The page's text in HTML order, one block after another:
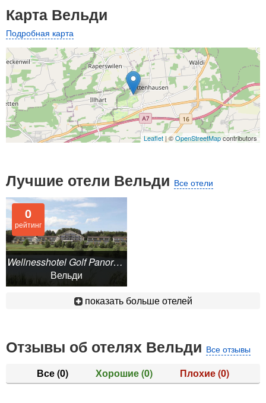
Карта Вельди
Подробная карта
Leaflet | ©OpenStreetMapcontributors
Лучшие отели Вельди Все отели
0
рейтинг
Wellnesshotel Golf Panorama 4*
Вельди
показать больше отелей
Отзывы об отелях Вельди Все отзывы
Все(0) Хорошие(0) Плохие(0)